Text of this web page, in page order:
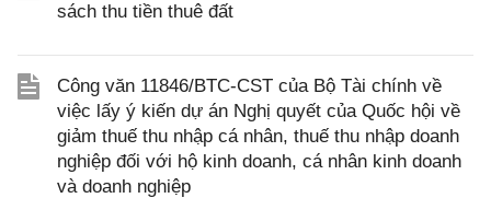
sách thu tiền thuê đất
Công văn 11846/BTC-CST của Bộ Tài chính về
việc lấy ý kiến dự án Nghị quyết của Quốc hội về
giảm thuế thu nhập cá nhân, thuế thu nhập doanh
nghiệp đối với hộ kinh doanh, cá nhân kinh doanh
và doanh nghiệp